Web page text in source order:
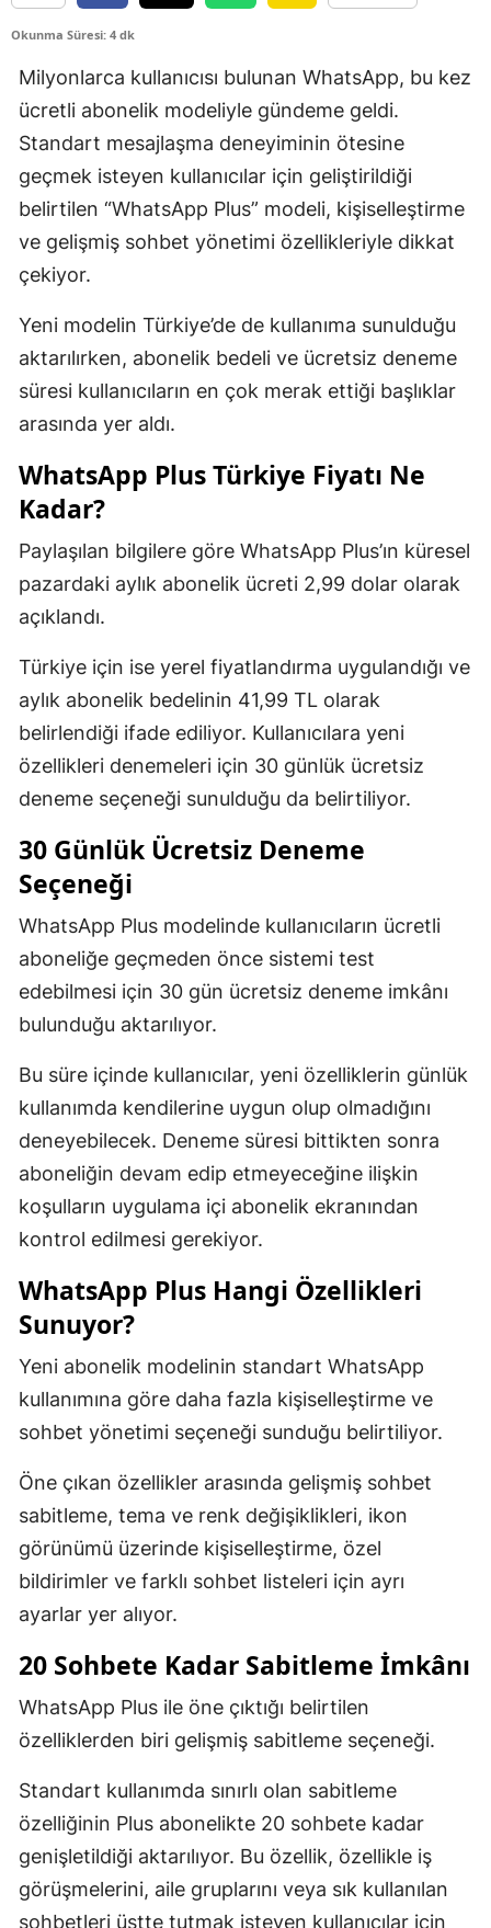
Okunma Süresi: 4 dk
Milyonlarca kullanıcısı bulunan WhatsApp, bu kez
ücretli abonelik modeliyle gündeme geldi.
Standart mesajlaşma deneyiminin ötesine
geçmek isteyen kullanıcılar için geliştirildiği
belirtilen “WhatsApp Plus” modeli, kişiselleştirme
ve gelişmiş sohbet yönetimi özellikleriyle dikkat
çekiyor.
Yeni modelin Türkiye’de de kullanıma sunulduğu
aktarılırken, abonelik bedeli ve ücretsiz deneme
süresi kullanıcıların en çok merak ettiği başlıklar
arasında yer aldı.
WhatsApp Plus Türkiye Fiyatı Ne
Kadar?
Paylaşılan bilgilere göre WhatsApp Plus’ın küresel
pazardaki aylık abonelik ücreti 2,99 dolar olarak
açıklandı.
Türkiye için ise yerel fiyatlandırma uygulandığı ve
aylık abonelik bedelinin 41,99 TL olarak
belirlendiği ifade ediliyor. Kullanıcılara yeni
özellikleri denemeleri için 30 günlük ücretsiz
deneme seçeneği sunulduğu da belirtiliyor.
30 Günlük Ücretsiz Deneme
Seçeneği
WhatsApp Plus modelinde kullanıcıların ücretli
aboneliğe geçmeden önce sistemi test
edebilmesi için 30 gün ücretsiz deneme imkânı
bulunduğu aktarılıyor.
Bu süre içinde kullanıcılar, yeni özelliklerin günlük
kullanımda kendilerine uygun olup olmadığını
deneyebilecek. Deneme süresi bittikten sonra
aboneliğin devam edip etmeyeceğine ilişkin
koşulların uygulama içi abonelik ekranından
kontrol edilmesi gerekiyor.
WhatsApp Plus Hangi Özellikleri
Sunuyor?
Yeni abonelik modelinin standart WhatsApp
kullanımına göre daha fazla kişiselleştirme ve
sohbet yönetimi seçeneği sunduğu belirtiliyor.
Öne çıkan özellikler arasında gelişmiş sohbet
sabitleme, tema ve renk değişiklikleri, ikon
görünümü üzerinde kişiselleştirme, özel
bildirimler ve farklı sohbet listeleri için ayrı
ayarlar yer alıyor.
20 Sohbete Kadar Sabitleme İmkânı
WhatsApp Plus ile öne çıktığı belirtilen
özelliklerden biri gelişmiş sabitleme seçeneği.
Standart kullanımda sınırlı olan sabitleme
özelliğinin Plus abonelikte 20 sohbete kadar
genişletildiği aktarılıyor. Bu özellik, özellikle iş
görüşmelerini, aile gruplarını veya sık kullanılan
sohbetleri üstte tutmak isteyen kullanıcılar için